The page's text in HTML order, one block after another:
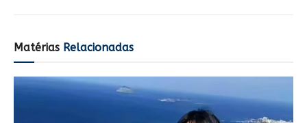
Matérias Relacionadas